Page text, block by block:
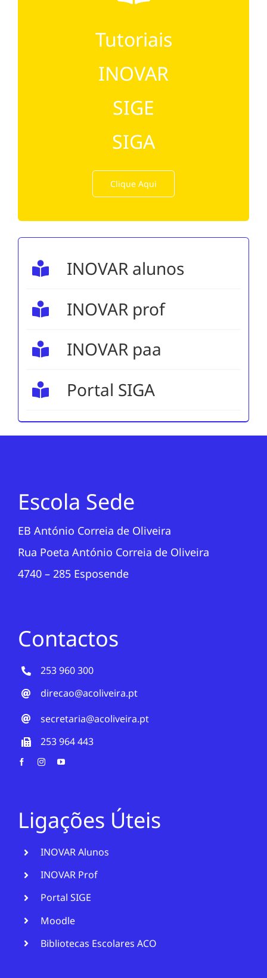
Tutoriais
INOVAR
SIGE
SIGA
Clique Aqui
INOVAR alunos
INOVAR prof
INOVAR paa
Portal SIGA
Escola Sede
EB António Correia de Oliveira
Rua Poeta António Correia de Oliveira
4740 – 285 Esposende
Contactos
253 960 300
direcao@acoliveira.pt
secretaria@acoliveira.pt
253 964 443
Ligações Úteis
INOVAR Alunos
INOVAR Prof
Portal SIGE
Moodle
Bibliotecas Escolares ACO